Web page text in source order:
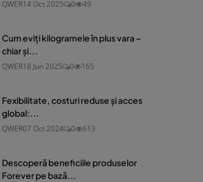
QWER14 Oct 2025 0 49
Cum eviți kilogramele în plus vara –
chiar și...
QWER18 Jun 2025 0 165
Fexibilitate, costuri reduse și acces
global:...
QWER07 Oct 2024 0 613
Descoperă beneficiile produselor
Forever pe bază...